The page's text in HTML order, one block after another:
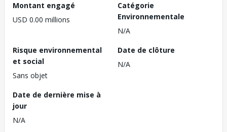
Montant engagé
USD 0.00 millions
Catégorie
Environnementale
N/A
Risque environnemental
et social
Sans objet
Date de clôture
N/A
Date de dernière mise à
jour
N/A